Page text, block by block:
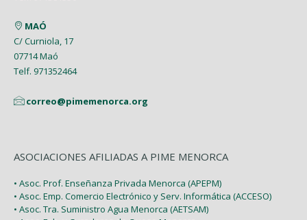
Febrero (6)
Enero (2)
MAÓ
C/ Curniola, 17
07714 Maó
Telf. 971352464
correo@pimemenorca.org
ASOCIACIONES AFILIADAS A PIME MENORCA
• Asoc. Prof. Enseñanza Privada Menorca (APEPM)
• Asoc. Emp. Comercio Electrónico y Serv. Informática (ACCESO)
• Asoc. Tra. Suministro Agua Menorca (AETSAM)